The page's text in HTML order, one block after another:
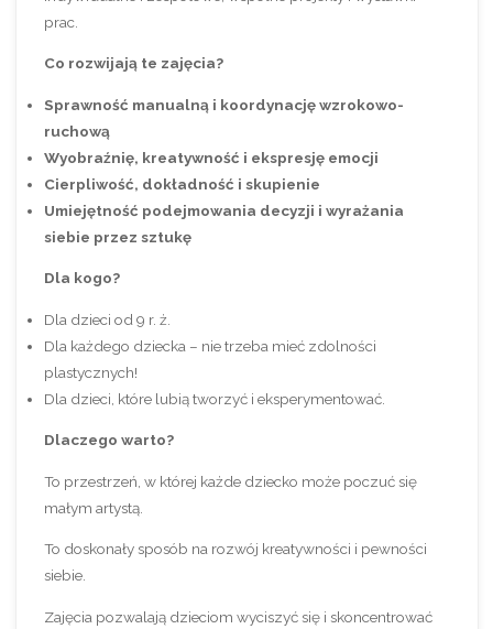
prac.
Co rozwijają te zajęcia?
Sprawność manualną i koordynację wzrokowo-
ruchową
Wyobraźnię, kreatywność i ekspresję emocji
Cierpliwość, dokładność i skupienie
Umiejętność podejmowania decyzji i wyrażania
siebie przez sztukę
Dla kogo?
Dla dzieci od 9 r. ż.
Dla każdego dziecka – nie trzeba mieć zdolności
plastycznych!
Dla dzieci, które lubią tworzyć i eksperymentować.
Dlaczego warto?
To przestrzeń, w której każde dziecko może poczuć się
małym artystą.
To doskonały sposób na rozwój kreatywności i pewności
siebie.
Zajęcia pozwalają dzieciom wyciszyć się i skoncentrować